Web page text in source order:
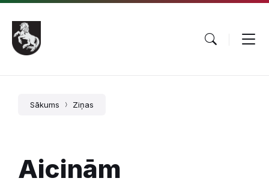
Pāriet
saturu
Skip
main
navigation
Skip
footer
Sākums Ziņas
Aicinām